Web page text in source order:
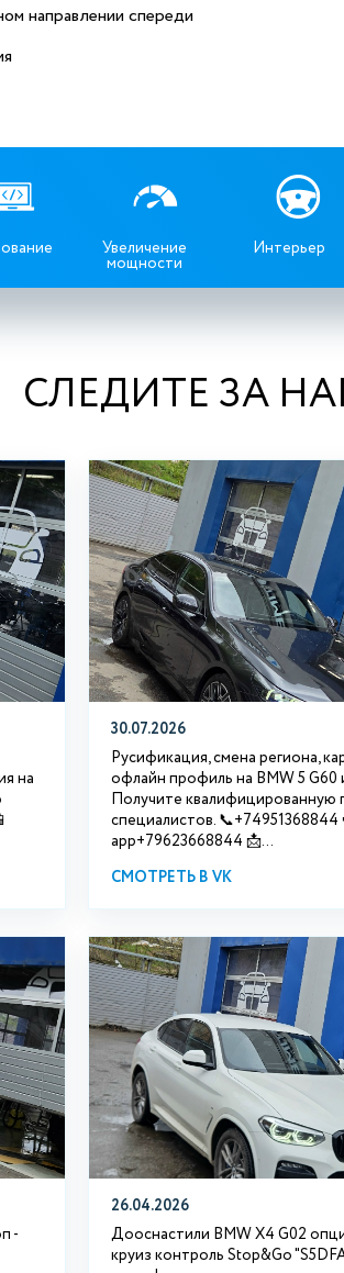
направлении спереди
Увеличение
мощности
Интерьер
СЛЕДИТЕ ЗА
на
30.07.2026
Русификация, смена региона,
офлайн профиль на BMW 5 G60
Получите
специалистов. 📞+74951368844
app+79623668844 📩...
СМОТРЕТЬ В VK
-
26.04.2026
Дооснастили BMW X4 G02
круиз контроль Stop&Go